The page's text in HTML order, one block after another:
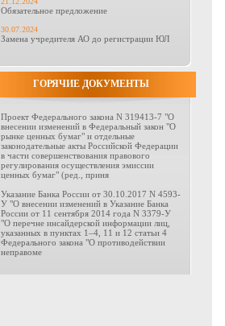
Обязательное предложение
30.07.2024
Замена учредителя АО до регистрации ЮЛ
ГОРЯЧИЕ ДОКУМЕНТЫ
Проект Федерального закона N 319413-7 "О
внесении изменений в Федеральный закон "О
рынке ценных бумаг" и отдельные
законодательные акты Российской Федерации
в части совершенствования правового
регулирования осуществления эмиссии
ценных бумаг" (ред., приня
Указание Банка России от 30.10.2017 N 4593-
У "О внесении изменений в Указание Банка
России от 11 сентября 2014 года N 3379-У
"О перечне инсайдерской информации лиц,
указанных в пунктах 1–4, 11 и 12 статьи 4
Федерального закона "О противодействии
неправоме